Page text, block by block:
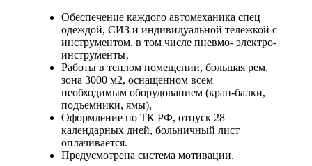
Обеспечение каждого автомеханика спец
одеждой, СИЗ и индивидуальной тележкой с
инструментом, в том числе пневмо- электро-
инструменты‚
Работы в теплом помещении, большая рем.
зона 3000 м2, оснащенном всем
необходимым оборудованием (кран-балки,
подъемники, ямы),
Оформление по ТК РФ, отпуск 28
календарных дней, больничный лист
оплачивается.
Предусмотрена система мотивации.